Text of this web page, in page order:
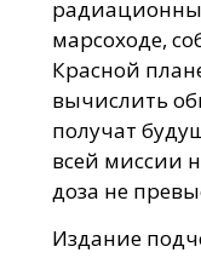
марсоходе,
Красной
вычислить
получат
всей миссии
доза не
Издание